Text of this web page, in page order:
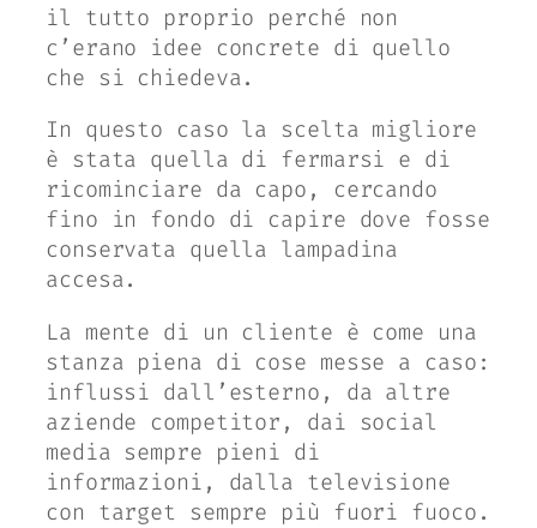
il tutto proprio perché non
c’erano idee concrete di quello
che si chiedeva.
In questo caso la scelta migliore
è stata quella di fermarsi e di
ricominciare da capo, cercando
fino in fondo di capire dove fosse
conservata quella lampadina
accesa.
La mente di un cliente è come una
stanza piena di cose messe a caso:
influssi dall’esterno, da altre
aziende competitor, dai social
media sempre pieni di
informazioni, dalla televisione
con target sempre più fuori fuoco.